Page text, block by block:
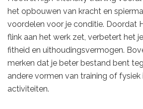
het opbouwen van kracht en
voordelen voor je conditie. Doordat
flink aan het werk zet, verbetert het
fitheid en uithoudingsvermogen.
merken dat je beter bestand bent
andere vormen van training of fysiek
activiteiten.